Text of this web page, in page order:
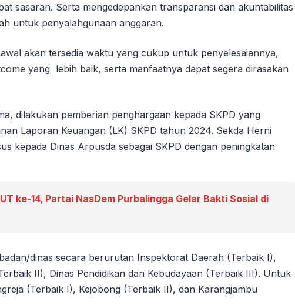
sasaran. Serta mengedepankan transparansi dan akuntabilitas
untuk penyalahgunaan anggaran.
akan tersedia waktu yang cukup untuk penyelesaiannya,
yang lebih baik, serta manfaatnya dapat segera dirasakan
dilakukan pemberian penghargaan kepada SKPD yang
Laporan Keuangan (LK) SKPD tahun 2024. Sekda Herni
kepada Dinas Arpusda sebagai SKPD dengan peningkatan
ke-14, Partai NasDem Purbalingga Gelar Bakti Sosial di
dinas secara berurutan Inspektorat Daerah (Terbaik I),
II), Dinas Pendidikan dan Kebudayaan (Terbaik III). Untuk
(Terbaik I), Kejobong (Terbaik II), dan Karangjambu